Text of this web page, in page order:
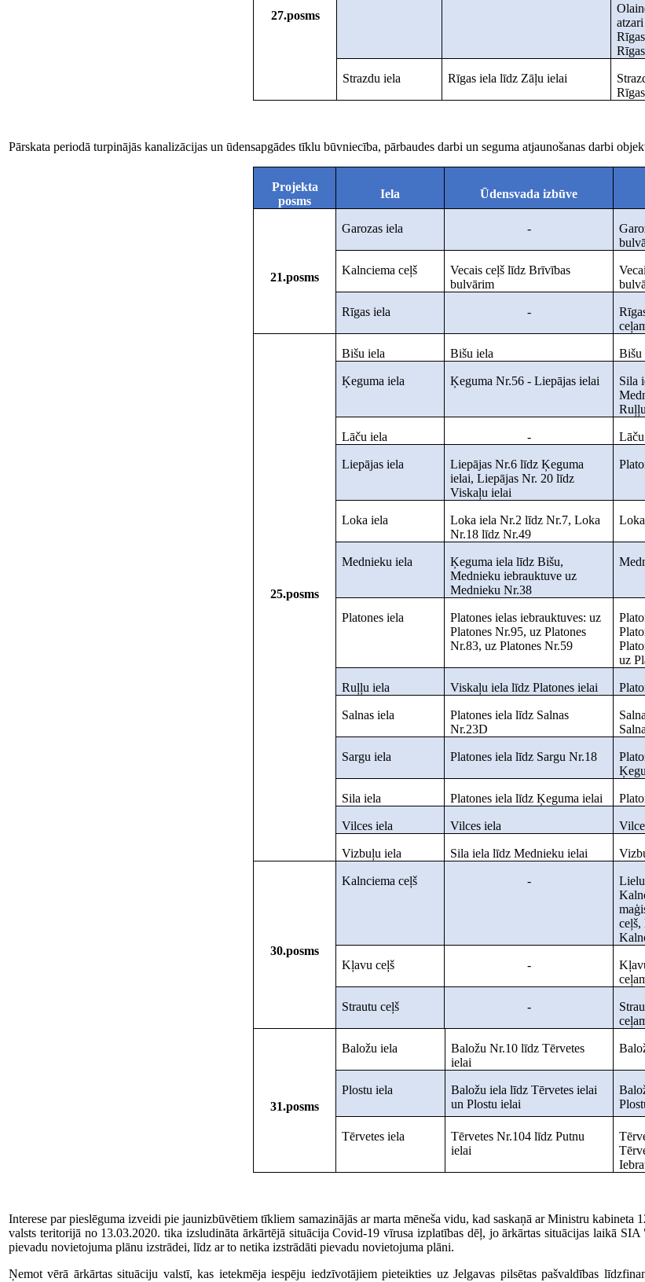
27.posms
Strazdu iela Rīgas iela līdz Zāļu ielai
Pārskata periodā turpinājās kanalizācijas un ūdensapgādes tīklu būvniecība, pārbaudes darbi un seguma atjaunošanas darbi
Projekta
posms
Iela Ūdensvada izbūve
21.posms
Garozas iela -
Kalnciema ceļš
Vecais ceļš līdz Brīvības
bulvārim
Rīgas iela -
25.posms
Bišu iela Bišu iela Bišu
Ķeguma iela Ķeguma Nr.56 - Liepājas ielai
Sila
Lāču iela -
Liepājas iela
Liepājas Nr.6 līdz Ķeguma
ielai, Liepājas Nr. 20 līdz
Viskaļu ielai
Loka iela
Loka iela Nr.2 līdz Nr.7, Loka
Nr.18 līdz Nr.49
Mednieku iela
Ķeguma iela līdz Bišu,
Mednieku iebrauktuve uz
Mednieku Nr.38
Platones iela
Platones ielas iebrauktuves: uz
Platones Nr.95, uz Platones
Nr.83, uz Platones Nr.59
uz
Ruļļu iela Viskaļu iela līdz Platones ielai
Salnas iela
Platones iela līdz Salnas
Nr.23D
Sargu iela Platones iela līdz Sargu Nr.18
Sila iela Platones iela līdz Ķeguma ielai
Vilces iela Vilces iela
Vizbuļu iela Sila iela līdz Mednieku ielai
30.posms
Kalnciema ceļš -
ceļš,
Kļavu ceļš -
Strautu ceļš -
31.posms
Baložu iela
Baložu Nr.10 līdz Tērvetes
ielai
Plostu iela
Baložu iela līdz Tērvetes ielai
un Plostu ielai
Tērvetes iela
Tērvetes Nr.104 līdz Putnu
ielai
Interese par pieslēguma izveidi pie jaunizbūvētiem tīkliem samazinājās ar marta mēneša vidu, kad saskaņā ar Ministru
valsts teritorijā no 13.03.2020. tika izsludināta ārkārtējā situācija Covid-19 vīrusa izplatības dēļ, jo ārkārtas situācijas laikā
pievadu novietojuma plānu izstrādei, līdz ar to netika izstrādāti pievadu novietojuma plāni.
Ņemot vērā ārkārtas situāciju valstī, kas ietekmēja iespēju iedzīvotājiem pieteikties uz Jelgavas pilsētas pašvaldības